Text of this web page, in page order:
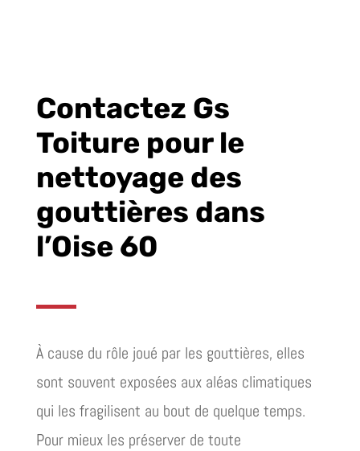
Contactez Gs
Toiture pour le
nettoyage des
gouttières dans
l’Oise 60
À cause du rôle joué par les gouttières, elles
sont souvent exposées aux aléas climatiques
qui les fragilisent au bout de quelque temps.
Pour mieux les préserver de toute